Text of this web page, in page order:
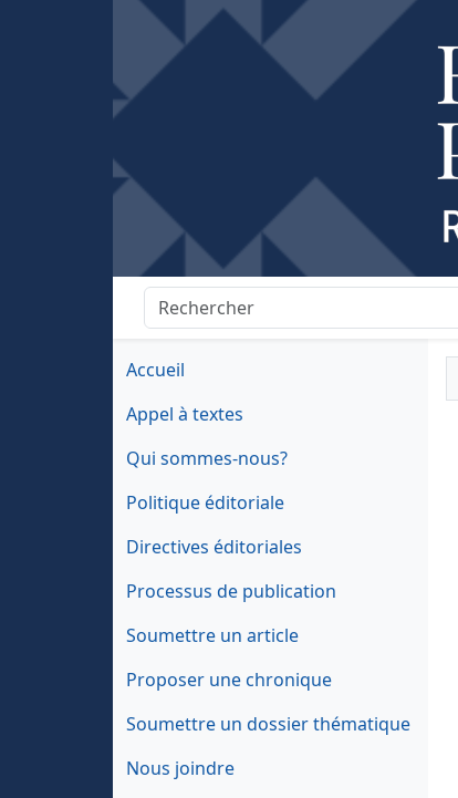
Accueil
Appel à textes
Qui sommes-nous?
Politique éditoriale
Directives éditoriales
Processus de publication
Soumettre un article
Proposer une chronique
Soumettre un dossier thématique
Nous joindre